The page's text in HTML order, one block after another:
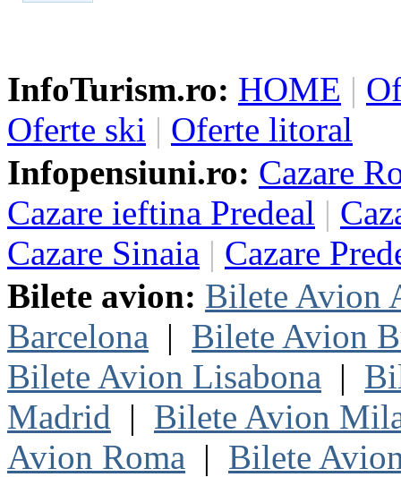
InfoTurism.ro: HOME |
Oferte ski | Oferte litoral
Infopensiuni.ro: Cazare
Cazare ieftina Predeal |
Cazare Sinaia | Cazare
Bilete avion: Bilete Avion
Barcelona | Bilete Avion
Bilete Avion Lisabona |
Madrid | Bilete Avion
Avion Roma | Bilete